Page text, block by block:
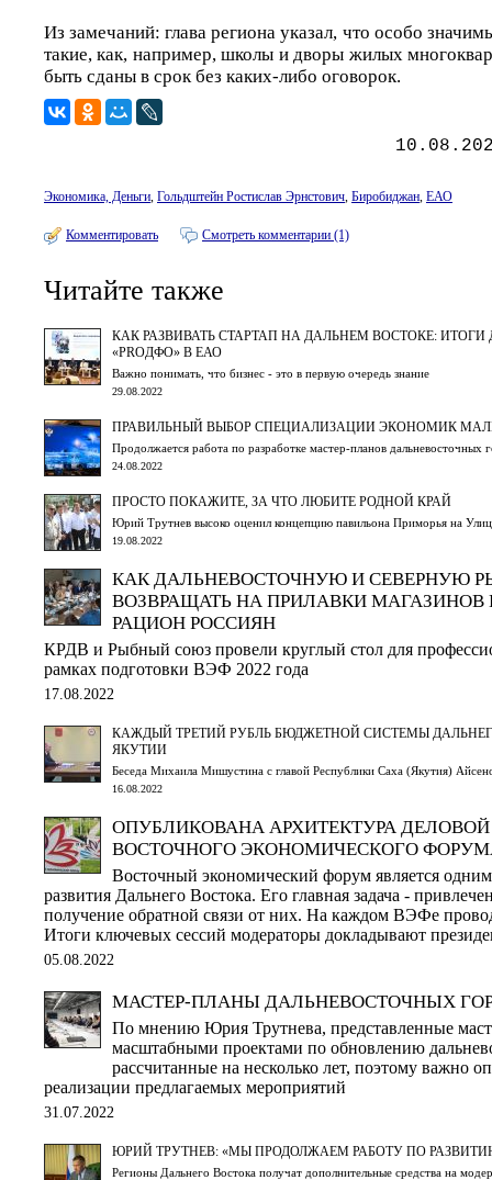
Из замечаний: глава региона указал, что особо
такие, как, например, школы и дворы жилых
быть сданы в срок без каких-либо оговорок.
Экономика, Деньги, Гольдштейн Ростислав Эрнстович, Биробиджан, ЕАО
Комментировать Смотреть комментарии (1)
Читайте также
КАК РАЗВИВАТЬ СТАРТАП НА ДАЛЬНЕМ ВОСТОКЕ:
«PROДФО» В ЕАО
Важно понимать, что бизнес - это в первую очередь знание
29.08.2022
ПРАВИЛЬНЫЙ ВЫБОР СПЕЦИАЛИЗАЦИИ ЭКОНОМИК
Продолжается работа по разработке мастер-планов дальневосточных
24.08.2022
ПРОСТО ПОКАЖИТЕ, ЗА ЧТО ЛЮБИТЕ РОДНОЙ КРАЙ
Юрий Трутнев высоко оценил концепцию павильона Приморья на
19.08.2022
КАК ДАЛЬНЕВОСТОЧНУЮ И СЕВЕРНУЮ
ВОЗВРАЩАТЬ НА ПРИЛАВКИ МАГАЗИНОВ
РАЦИОН РОССИЯН
КРДВ и Рыбный союз провели круглый стол для
рамках подготовки ВЭФ 2022 года
17.08.2022
КАЖДЫЙ ТРЕТИЙ РУБЛЬ БЮДЖЕТНОЙ СИСТЕМЫ
ЯКУТИИ
Беседа Михаила Мишустина с главой Республики Саха (Якутия)
16.08.2022
ОПУБЛИКОВАНА АРХИТЕКТУРА
ВОСТОЧНОГО ЭКОНОМИЧЕСКОГО
Восточный экономический форум является
развития Дальнего Востока. Его главная задача -
получение обратной связи от них. На каждом ВЭФе
Итоги ключевых сессий модераторы докладывают
05.08.2022
МАСТЕР-ПЛАНЫ ДАЛЬНЕВОСТОЧНЫХ
По мнению Юрия Трутнева, представленные
масштабными проектами по обновлению
рассчитанные на несколько лет, поэтому важно
реализации предлагаемых мероприятий
31.07.2022
ЮРИЙ ТРУТНЕВ: «МЫ ПРОДОЛЖАЕМ РАБОТУ ПО
Регионы Дальнего Востока получат дополнительные средства на